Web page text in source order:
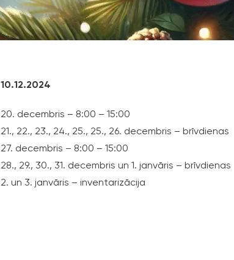
10.12.2024
20. decembris – 8:00 – 15:00
21., 22., 23., 24., 25., 25., 26. decembris – brīvdienas
27. decembris – 8:00 – 15:00
28., 29., 30., 31. decembris un 1. janvāris – brīvdienas
2. un 3. janvāris – inventarizācija